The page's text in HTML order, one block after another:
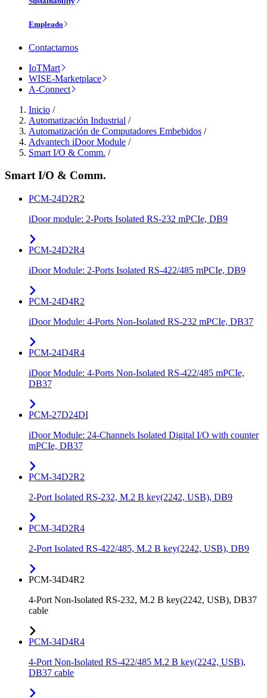
Empleado
Contactarnos
IoTMart
WISE-Marketplace
A-Connect
Inicio /
Automatización Industrial /
Automatización de Computadores Embebidos /
Advantech iDoor Module /
Smart I/O & Comm. /
Smart I/O & Comm.
PCM-24D2R2
iDoor module: 2-Ports Isolated RS-232 mPCIe, DB9
PCM-24D2R4
iDoor Module: 2-Ports Isolated RS-422/485 mPCIe, DB9
PCM-24D4R2
iDoor Module: 4-Ports Non-Isolated RS-232 mPCIe, DB37
PCM-24D4R4
iDoor Module: 4-Ports Non-Isolated RS-422/485 mPCIe,
DB37
PCM-27D24DI
iDoor Module: 24-Channels Isolated Digital I/O with counter
mPCIe, DB37
PCM-34D2R2
2-Port Isolated RS-232, M.2 B key(2242, USB), DB9
PCM-34D2R4
2-Port Isolated RS-422/485, M.2 B key(2242, USB), DB9
PCM-34D4R2
4-Port Non-Isolated RS-232, M.2 B key(2242, USB), DB37
cable
PCM-34D4R4
4-Port Non-Isolated RS-422/485 M.2 B key(2242, USB),
DB37 cable